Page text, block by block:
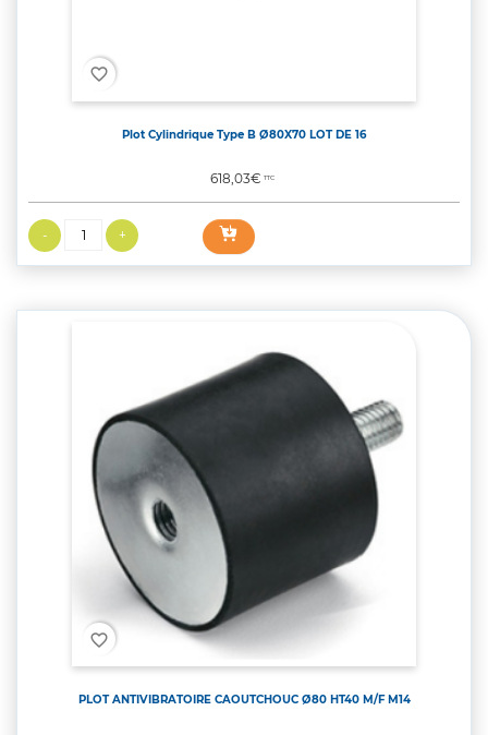
favorite_border
Plot Cylindrique Type B Ø80X70 LOT DE 16
Prix
618,03€TTC
favorite_border
PLOT ANTIVIBRATOIRE CAOUTCHOUC Ø80 HT40 M/F M14